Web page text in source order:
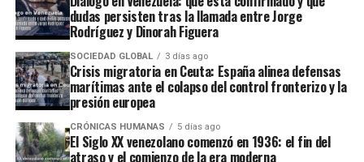
dudas persisten tras la llamada entre Jorge
Rodríguez y Dinorah Figuera
SOCIEDAD GLOBAL 3 días ago
Crisis migratoria en Ceuta: España alinea defensas
marítimas ante el colapso del control fronterizo y la
presión europea
CRÓNICAS HUMANAS 5 días ago
El Siglo XX venezolano comenzó en 1936: el fin del
atraso y el comienzo de la era moderna